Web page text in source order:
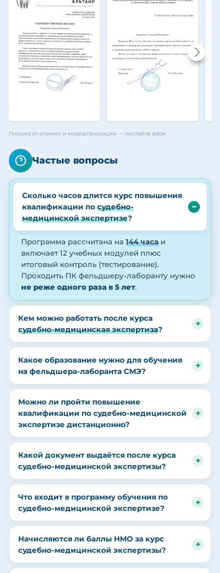
Письма от клиник и медорганизаций — листайте вбок.
Частые вопросы
Сколько часов длится курс повышения
квалификации по судебно-
медицинской экспертизе?
Программа рассчитана на 144 часа и
включает 12 учебных модулей плюс
итоговый контроль (тестирование).
Проходить ПК фельдшеру-лаборанту нужно
не реже одного раза в 5 лет.
Кем можно работать после курса
судебно-медицинская экспертиза?
Какое образование нужно для обучения
на фельдшера-лаборанта СМЭ?
Можно ли пройти повышение
квалификации по судебно-медицинской
экспертизе дистанционно?
Какой документ выдаётся после курса
судебно-медицинской экспертизы?
Что входит в программу обучения по
судебно-медицинской экспертизе?
Начисляются ли баллы НМО за курс
судебно-медицинской экспертизы?